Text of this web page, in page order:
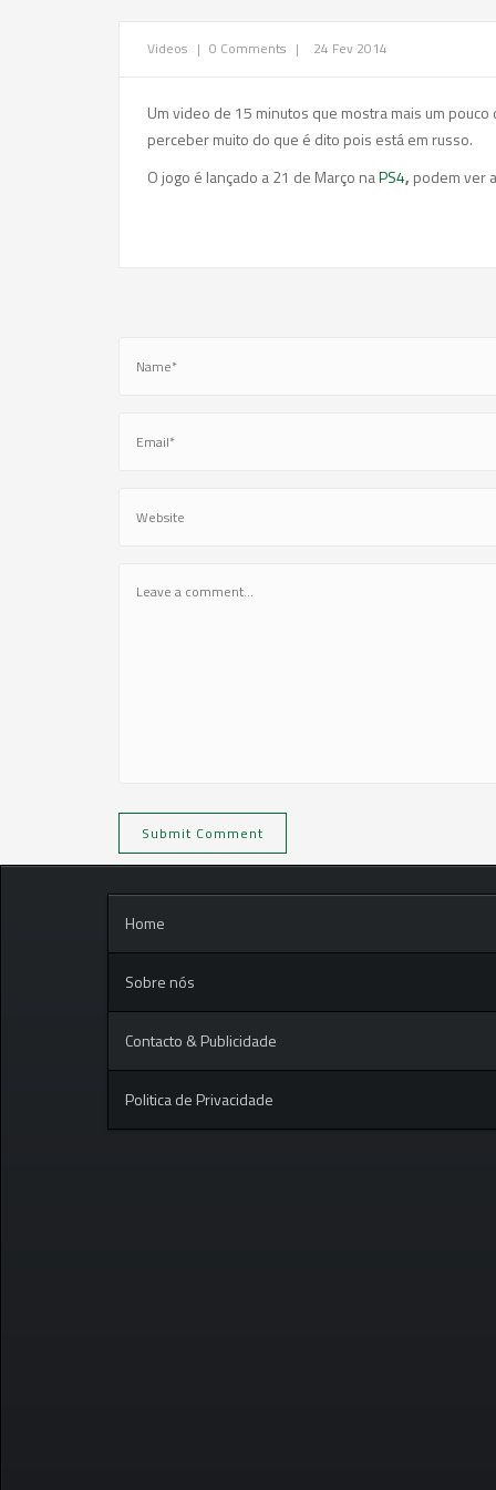
Videos | 0 Comments | 24 Fev 2014
Um video de 15 minutos que mostra mais um
perceber muito do que é dito pois está em russo.
O jogo é lançado a 21 de Março naPS4, podem ver
Home
Sobre nós
Contacto & Publicidade
Politica de Privacidade